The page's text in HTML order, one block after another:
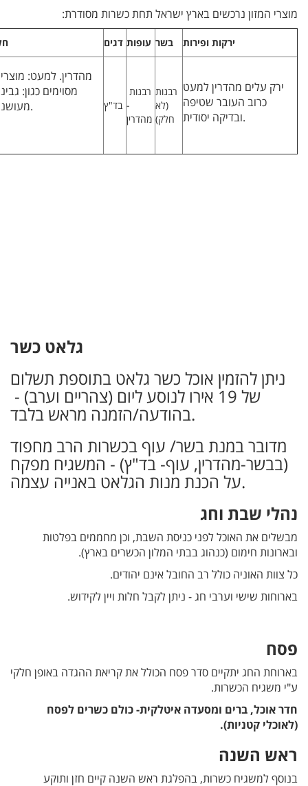
מוצרי המזון נרכשים בארץ ישראל תחת כשרות מסודרת:
עופות בשר ירקות ופירות
מסוימים כגון:
מעושנות.
בד"ץ -
רבנות
(לא
ירק עלים מהדרין למעט
כרוב העובר שטיפה
ובדיקה יסודית.
גלאט כשר
ניתן להזמין אוכל כשר גלאט בתוספת תשלום
של 19 אירו לנוסע ליום (צהריים וערב) -
בהודעה/הזמנה מראש בלבד.
מדובר במנת בשר/ עוף בכשרות הרב מחפוד
(בבשר-מהדרין, עוף- בד"ץ) - המשגיח מפקח
על הכנת מנות הגלאט באנייה עצמה.
נהלי שבת וחג
מבשלים את האוכל לפני כניסת השבת, וכן מחממים בפלטות
ובארונות חימום (כנהוג בבתי המלון הכשרים בארץ).
כל צוות האוניה כולל רב החובל אינם יהודים.
בארוחות שישי וערבי חג - ניתן לקבל חלות ויין לקידוש.
פסח
בארוחת החג יתקיים סדר פסח הכולל את קריאת ההגדה באופן חלקי
ע"י משגיח הכשרות.
חדר אוכל, ברים ומסעדה איטלקית- כולם כשרים לפסח
(לאוכלי קטניות).
ראש השנה
בנוסף למשגיח כשרות, בהפלגת ראש השנה קיים חזן ותוקע